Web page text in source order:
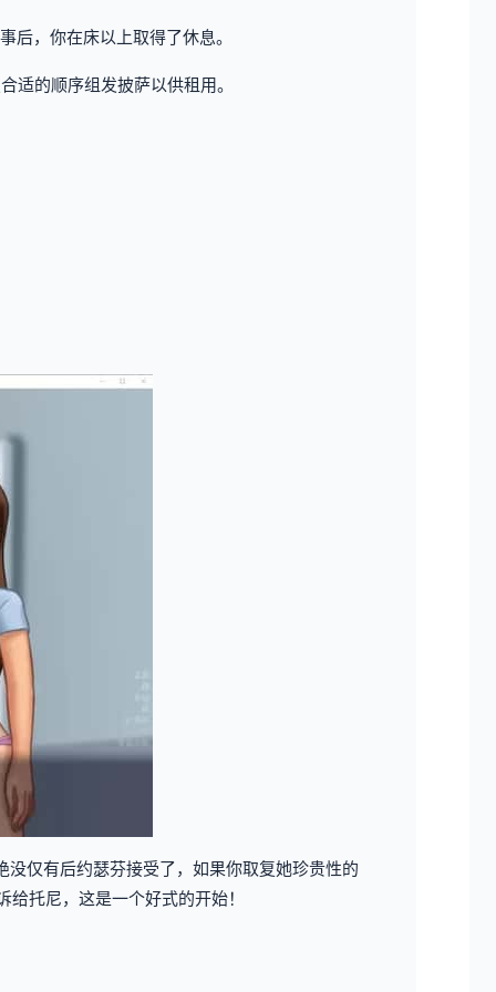
后，你在床以上取得了休息。
适的顺序组发披萨以供租用。
仅有后约瑟芬接受了，如果你取复她珍贵性的
托尼，这是一个好式的开始！